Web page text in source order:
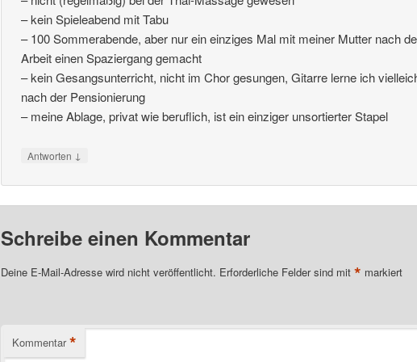
– kein Spieleabend mit Tabu
– 100 Sommerabende, aber nur ein einziges Mal mit meiner Mutter nach
Arbeit einen Spaziergang gemacht
– kein Gesangsunterricht, nicht im Chor gesungen, Gitarre lerne ich
nach der Pensionierung
– meine Ablage, privat wie beruflich, ist ein einziger unsortierter Stapel
Antworten ↓
Schreibe einen Kommentar
Deine E-Mail-Adresse wird nicht veröffentlicht. Erforderliche Felder sind mit * markiert
Kommentar *